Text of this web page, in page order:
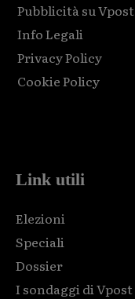
Pubblicità su Vpost
Info Legali
Privacy Policy
Cookie Policy
Link utili
Elezioni
Speciali
Dossier
I sondaggi di Vpost